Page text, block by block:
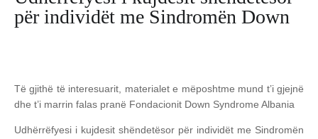
për individët me Sindromën Down
Të gjithë të interesuarit, materialet e mëposhtme mund t’i gjejnë
dhe t’i marrin falas pranë Fondacionit Down Syndrome Albania
Udhërrëfyesi i kujdesit shëndetësor për individët me Sindromën